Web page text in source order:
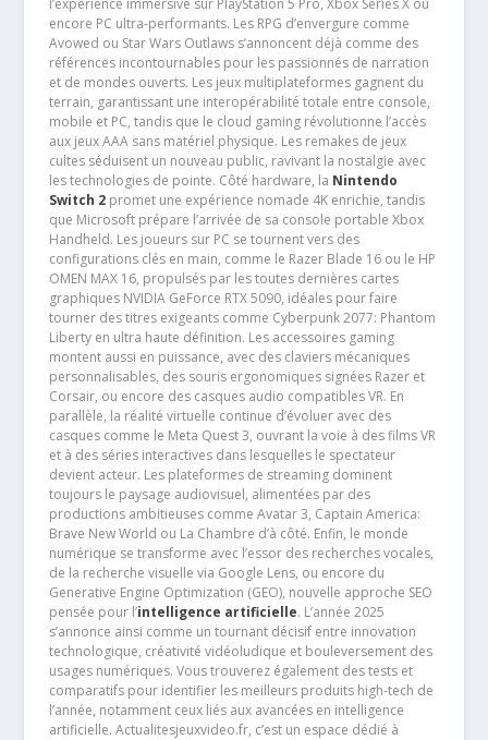
encore PC ultra-performants. Les RPG d’envergure comme
Avowed ou Star Wars Outlaws s’annoncent déjà comme des
références incontournables pour les passionnés de narration
et de mondes ouverts. Les jeux multiplateformes gagnent du
terrain, garantissant une interopérabilité totale entre console,
mobile et PC, tandis que le cloud gaming révolutionne l’accès
aux jeux AAA sans matériel physique. Les remakes de jeux
cultes séduisent un nouveau public, ravivant la nostalgie avec
les technologies de pointe. Côté hardware, la Nintendo
Switch 2promet une expérience nomade 4K enrichie, tandis
que Microsoft prépare l’arrivée de sa console portable Xbox
Handheld. Les joueurs sur PC se tournent vers des
configurations clés en main, comme le Razer Blade 16 ou le HP
OMEN MAX 16, propulsés par les toutes dernières cartes
graphiques NVIDIA GeForce RTX 5090, idéales pour faire
tourner des titres exigeants comme Cyberpunk 2077: Phantom
Liberty en ultra haute définition. Les accessoires gaming
montent aussi en puissance, avec des claviers mécaniques
personnalisables, des souris ergonomiques signées Razer et
Corsair, ou encore des casques audio compatibles VR. En
parallèle, la réalité virtuelle continue d’évoluer avec des
casques comme le Meta Quest 3, ouvrant la voie à des films VR
et à des séries interactives dans lesquelles le spectateur
devient acteur. Les plateformes de streaming dominent
toujours le paysage audiovisuel, alimentées par des
productions ambitieuses comme Avatar 3, Captain America:
Brave New World ou La Chambre d’à côté. Enfin, le monde
numérique se transforme avec l’essor des recherches vocales,
de la recherche visuelle via Google Lens, ou encore du
Generative Engine Optimization (GEO), nouvelle approche SEO
pensée pour l’intelligence artificielle. L’année 2025
s’annonce ainsi comme un tournant décisif entre innovation
technologique, créativité vidéoludique et bouleversement des
usages numériques. Vous trouverez également des tests et
comparatifs pour identifier les meilleurs produits high-tech de
l’année, notamment ceux liés aux avancées en intelligence
artificielle. Actualitesjeuxvideo.fr, c’est un espace dédié à